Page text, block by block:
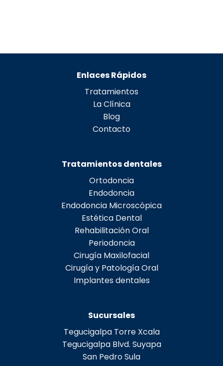
Enlaces Rápidos
Tratamientos
La Clínica
Blog
Contacto
Tratamientos dentales
Ortodoncia
Endodoncia
Endodoncia Microscópica
Estética Dental
Rehabilitación Oral
Periodoncia
Cirugía Maxilofacial
Cirugía y Patología Oral
Implantes dentales
Sucursales
Tegucigalpa Torre Xcala
Tegucigalpa Blvd. Suyapa
San Pedro Sula